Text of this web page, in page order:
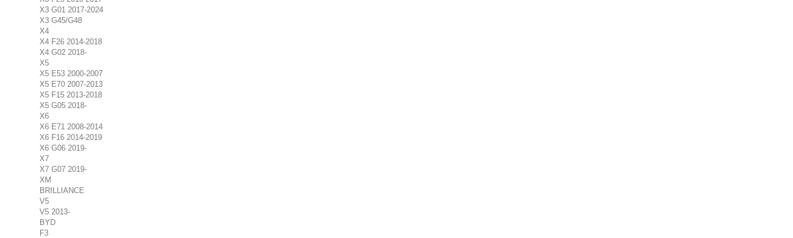
X3 G01 2017-2024
X3 G45/G48
X4
X4 F26 2014-2018
X4 G02 2018-
X5
X5 E53 2000-2007
X5 E70 2007-2013
X5 F15 2013-2018
X5 G05 2018-
X6
X6 E71 2008-2014
X6 F16 2014-2019
X6 G06 2019-
X7
X7 G07 2019-
XM
BRILLIANCE
V5
V5 2013-
BYD
F3